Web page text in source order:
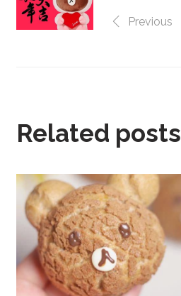
Previous
Related posts